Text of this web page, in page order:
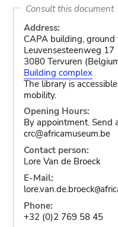
Consult this document
Address:
CAPA building, ground
Leuvensesteenweg 17
3080 Tervuren
Building complex
The library is
mobility.
Opening Hours:
By appointment. Send
crc@africamuseum.be
Contact person:
Lore Van de Broeck
E-Mail:
lore.van.de.broeck@
Phone:
+32 (0)2 769 58 45